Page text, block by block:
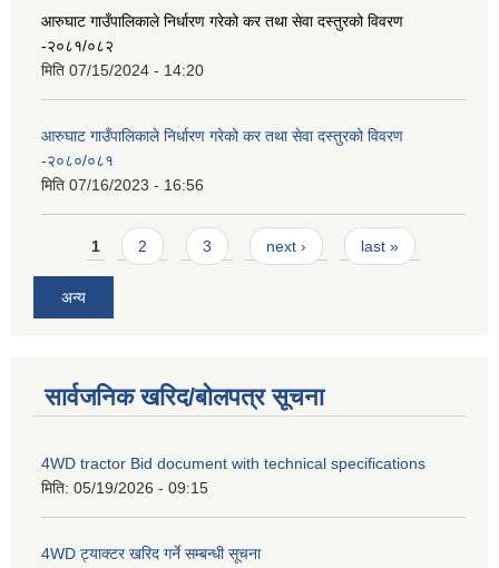
आरुघाट गाउँपालिकाले निर्धारण गरेको कर तथा सेवा दस्तुरको विवरण
-२०८१/०८२
मिति 07/15/2024 - 14:20
आरुघाट गाउँपालिकाले निर्धारण गरेको कर तथा सेवा दस्तुरको विवरण
-२०८०/०८१
मिति 07/16/2023 - 16:56
Pages
1 2 3 next › last »
अन्य
सार्वजनिक खरिद/बोलपत्र सूचना
4WD tractor Bid document with technical specifications
मिति: 05/19/2026 - 09:15
4WD ट्याक्टर खरिद गर्ने सम्बन्धी सूचना